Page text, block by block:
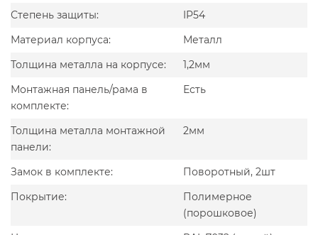
Степень защиты:
IP54
Материал корпуса:
Металл
Толщина металла на корпусе:
1,2мм
Монтажная панель/рама в
комплекте:
Есть
Толщина металла монтажной
панели:
2мм
Замок в комплекте:
Поворотный, 2шт
Покрытие:
Полимерное
(порошковое)